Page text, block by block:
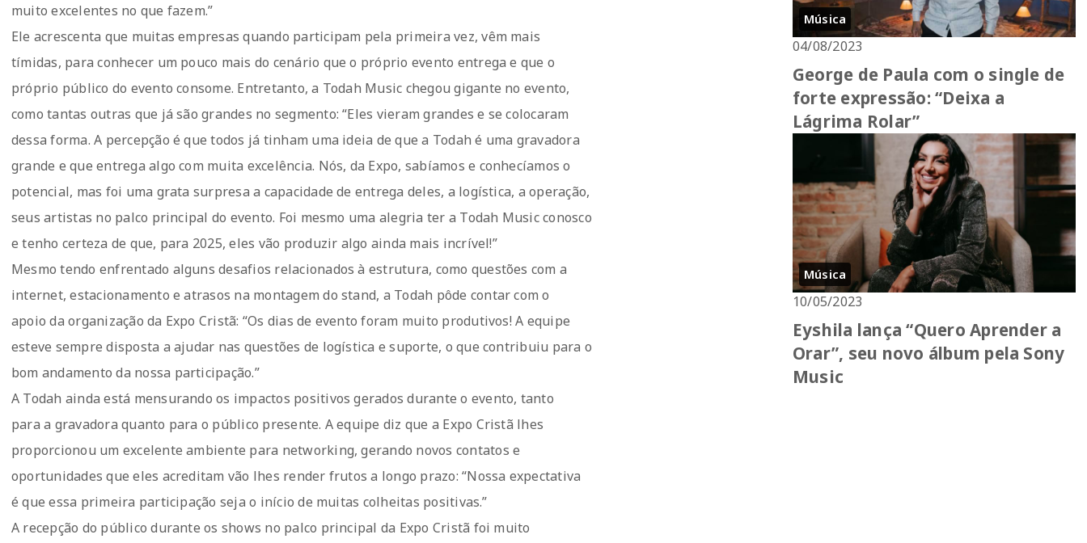
muito excelentes no que fazem.”
Ele acrescenta que muitas empresas quando participam pela primeira vez, vêm mais
tímidas, para conhecer um pouco mais do cenário que o próprio evento entrega e que o
próprio público do evento consome. Entretanto, a Todah Music chegou gigante no evento,
como tantas outras que já são grandes no segmento: “Eles vieram grandes e se colocaram
dessa forma. A percepção é que todos já tinham uma ideia de que a Todah é uma gravadora
grande e que entrega algo com muita excelência. Nós, da Expo, sabíamos e conhecíamos o
potencial, mas foi uma grata surpresa a capacidade de entrega deles, a logística, a operação,
seus artistas no palco principal do evento. Foi mesmo uma alegria ter a Todah Music conosco
e tenho certeza de que, para 2025, eles vão produzir algo ainda mais incrível!”
Mesmo tendo enfrentado alguns desafios relacionados à estrutura, como questões com a
internet, estacionamento e atrasos na montagem do stand, a Todah pôde contar com o
apoio da organização da Expo Cristã: “Os dias de evento foram muito produtivos! A equipe
esteve sempre disposta a ajudar nas questões de logística e suporte, o que contribuiu para o
bom andamento da nossa participação.”
A Todah ainda está mensurando os impactos positivos gerados durante o evento, tanto
para a gravadora quanto para o público presente. A equipe diz que a Expo Cristã lhes
proporcionou um excelente ambiente para networking, gerando novos contatos e
oportunidades que eles acreditam vão lhes render frutos a longo prazo: “Nossa expectativa
é que essa primeira participação seja o início de muitas colheitas positivas.”
A recepção do público durante os shows no palco principal da Expo Cristã foi muito
Música
04/08/2023
George de Paula com o single de
forte expressão: “Deixa a
Lágrima Rolar”
Música
10/05/2023
Eyshila lança “Quero Aprender a
Orar”, seu novo álbum pela Sony
Music